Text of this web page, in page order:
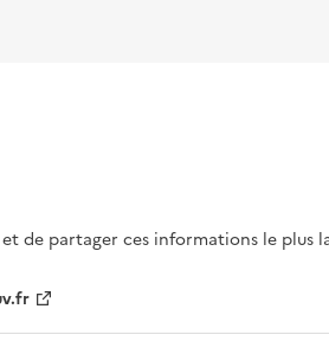
de partager ces informations le plus